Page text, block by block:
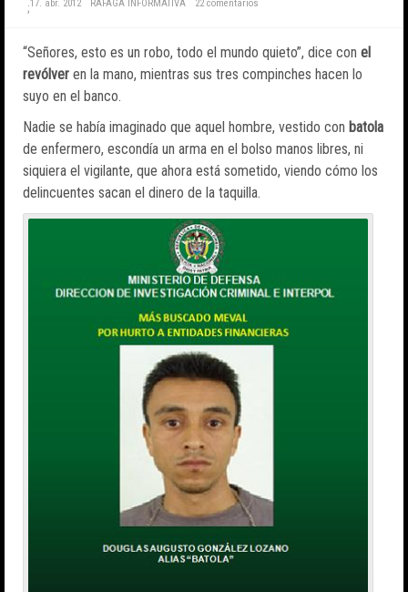
;17. abr. 2012 RÁFAGA INFORMATIVA 22 comentarios
“Señores, esto es un robo, todo el mundo quieto”, dice con el
revólver en la mano, mientras sus tres compinches hacen lo
suyo en el banco.
Nadie se había imaginado que aquel hombre, vestido con batola
de enfermero, escondía un arma en el bolso manos libres, ni
siquiera el vigilante, que ahora está sometido, viendo cómo los
delincuentes sacan el dinero de la taquilla.